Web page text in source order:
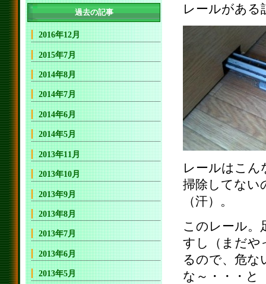
レールがある
レールはこん
掃除してない
（汗）。
このレール。
すし（まだや
るので、危な
な～・・・と
過去の記事
2016年12月
2015年7月
2014年8月
2014年7月
2014年6月
2014年5月
2013年11月
2013年10月
2013年9月
2013年8月
2013年7月
2013年6月
2013年5月